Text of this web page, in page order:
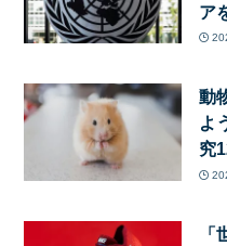
ア
動
よ
究